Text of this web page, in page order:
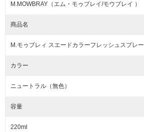
M.MOWBRAY（エム・モゥブレイ/モウブレイ ）
商品名
M.モゥブレィ スエードカラーフレッシュスプレー
カラー
ニュートラル（無色）
容量
220ml